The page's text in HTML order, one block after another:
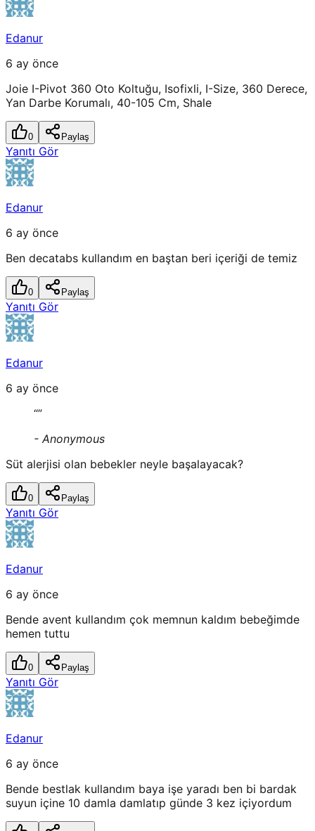
Edanur
6 ay önce
Joie I-Pivot 360 Oto Koltuğu, Isofixli, I-Size, 360 Derece,
Yan Darbe Korumalı, 40-105 Cm, Shale
0 Paylaş
Yanıtı Gör
Edanur
6 ay önce
Ben decatabs kullandım en baştan beri içeriği de temiz
0 Paylaş
Yanıtı Gör
Edanur
6 ay önce
“”
- Anonymous
Süt alerjisi olan bebekler neyle başalayacak?
0 Paylaş
Yanıtı Gör
Edanur
6 ay önce
Bende avent kullandım çok memnun kaldım bebeğimde
hemen tuttu
0 Paylaş
Yanıtı Gör
Edanur
6 ay önce
Bende bestlak kullandım baya işe yaradı ben bi bardak
suyun içine 10 damla damlatıp günde 3 kez içiyordum